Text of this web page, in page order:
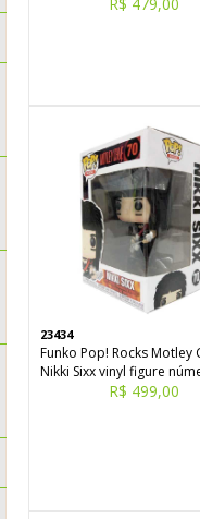
23434
Funko Pop! Rocks Motley
Nikki Sixx vinyl figure
R$ 499,00